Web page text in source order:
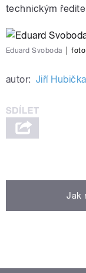
technickým
Eduard Svoboda
autor: Jiří Hubička
Jak